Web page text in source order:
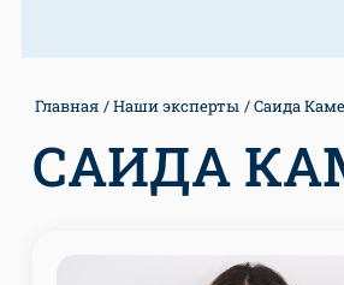
Главная Наши эксперты Саида
САИДА